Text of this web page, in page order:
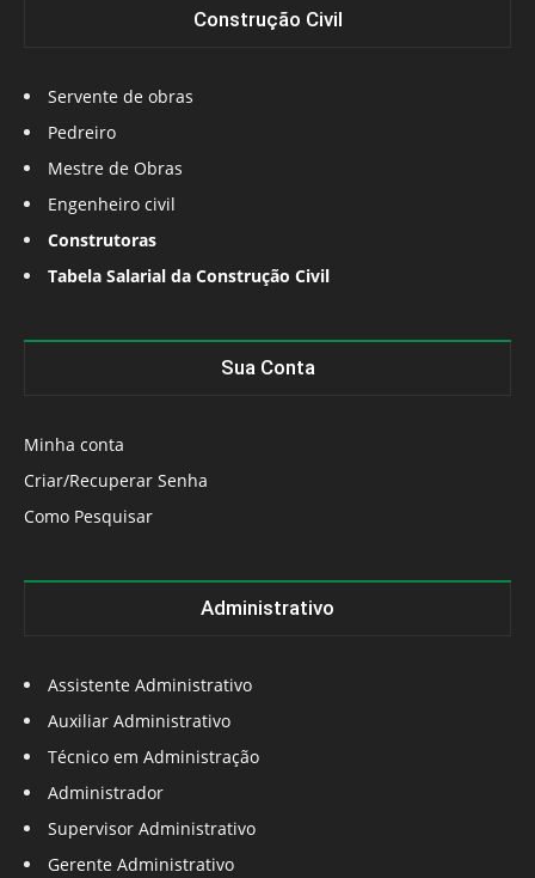
Construção Civil
Servente de obras
Pedreiro
Mestre de Obras
Engenheiro civil
Construtoras
Tabela Salarial da Construção Civil
Sua Conta
Minha conta
Criar/Recuperar Senha
Como Pesquisar
Administrativo
Assistente Administrativo
Auxiliar Administrativo
Técnico em Administração
Administrador
Supervisor Administrativo
Gerente Administrativo